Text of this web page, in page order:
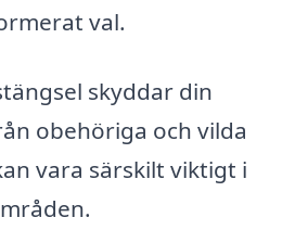
val.
skyddar din
obehöriga och vilda
vara särskilt viktigt i